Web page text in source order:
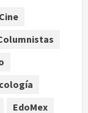
billete por
de
Cine
EdoMex